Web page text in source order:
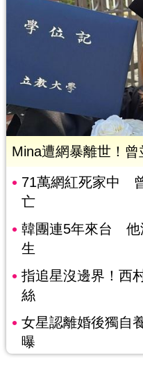
Mina遭網暴離世！
71萬網紅死家中
亡
韓團連5年來台 他
生
指追星沒邊界！西
絲
女星認離婚後獨自
曝